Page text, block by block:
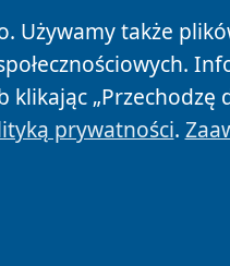
Używamy także
„Przechodzę
prywatności.
Polityka